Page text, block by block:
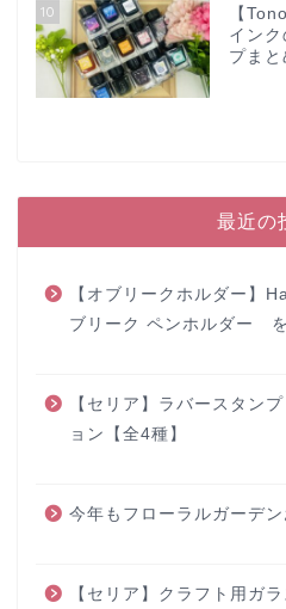
10
【
イン
プまと
最近の
【オブリークホルダー】
ブリーク ペンホルダー
【セリア】ラバースタン
ョン【全4種】
今年もフローラルガーデ
【セリア】クラフト用ガ